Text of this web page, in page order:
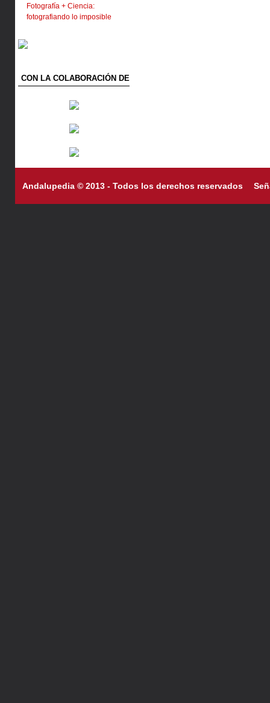
Fotografía + Ciencia:
fotografiando lo imposible
CON LA COLABORACIÓN DE
Andalupedia © 2013 - Todos los derechos reservados